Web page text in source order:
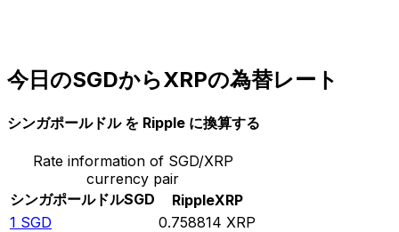
今日のSGDからXRPの為替レート
シンガポールドル を Ripple に換算する
Rate information of SGD/XRP
currency pair
シンガポールドルSGD RippleXRP
1 SGD 0.758814 XRP